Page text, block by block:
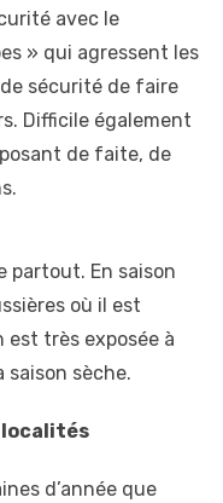
avec le
» qui agressent les
sécurité de faire
Difficile également
de faite, de
partout. En saison
où il est
est très exposée à
saison sèche.
localités
d’année que